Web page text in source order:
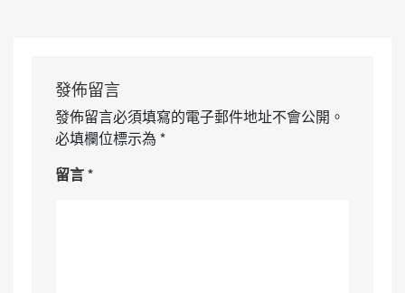
發佈留言
發佈留言必須填寫的電子郵件地址不會公開。
必填欄位標示為 *
留言*